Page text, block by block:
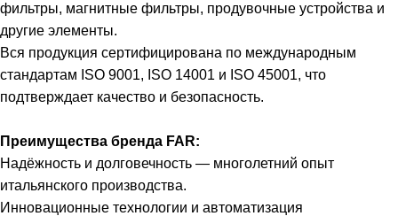
фильтры, магнитные фильтры, продувочные устройства и
другие элементы.
Вся продукция сертифицирована по международным
стандартам ISO 9001, ISO 14001 и ISO 45001, что
подтверждает качество и безопасность.
Преимущества бренда FAR:
Надёжность и долговечность — многолетний опыт
итальянского производства.
Инновационные технологии и автоматизация